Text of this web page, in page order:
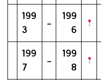
199
3
–
199
6
199
7
–
199
8